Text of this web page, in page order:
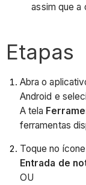
assim que a
Etapas
Abra o
Android e
A tela
ferramentas
Toque no ícone
Entrada de
OU